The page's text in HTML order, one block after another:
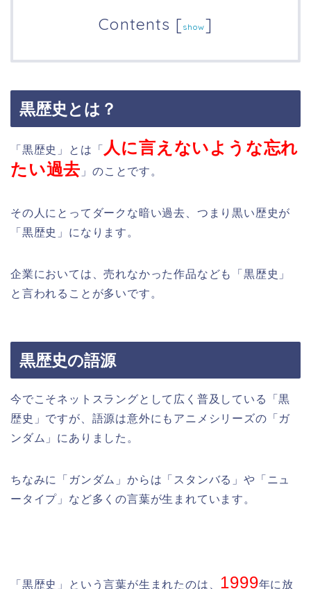
Contents [show]
黒歴史とは？
「黒歴史」とは「 人に言えないような忘れ
たい過去 」のことです。
その人にとってダークな暗い過去、つまり黒い歴史が
「黒歴史」になります。
企業においては、売れなかった作品なども「黒歴史」
と言われることが多いです。
黒歴史の語源
今でこそネットスラングとして広く普及している「黒
歴史」ですが、語源は意外にもアニメシリーズの「ガ
ンダム」にありました。
ちなみに「ガンダム」からは「スタンバる」や「ニュ
ータイプ」など多くの言葉が生まれています。
「黒歴史」という言葉が生まれたのは、 1999年に放